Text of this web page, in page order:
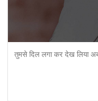
तुमसे दिल लगा कर देख लिया